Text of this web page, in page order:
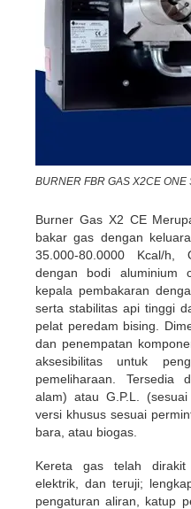
BURNER FBR GAS X2CE ONE
Burner Gas X2 CE
bakar gas dengan
35.000-80.0000 Kcal/
dengan bodi aluminium
kepala pembakaran
serta stabilitas api tinggi
pelat peredam bising.
dan penempatan
aksesibilitas untuk
pemeliharaan. Tersedia
alam) atau G.P.L.
versi khusus sesuai
bara, atau biogas.
Kereta gas telah dirakit
elektrik, dan teruji;
pengaturan aliran, katup